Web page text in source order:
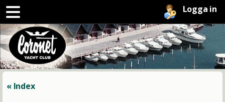
Logga in
« Index